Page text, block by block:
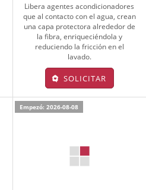
Libera agentes acondicionadores
que al contacto con el agua, crean
una capa protectora alrededor de
la fibra, enriqueciéndola y
reduciendo la fricción en el
lavado.
SOLICITAR
Empezó: 2026-08-08